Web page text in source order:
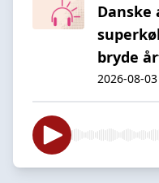
bryde
2026-08-03